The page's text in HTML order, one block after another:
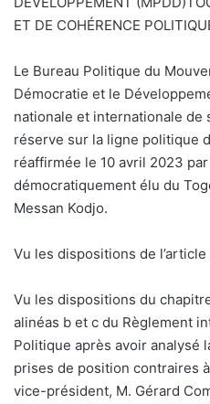
ET DE COHÉRENCE
Le Bureau Politique du
Démocratie et le
nationale et internationale de
réserve sur la ligne politique
réaffirmée le 10 avril 2023
démocratiquement élu du
Messan Kodjo.
Vu les dispositions de
Vu les dispositions du
alinéas b et c du Règlement
Politique après avoir analysé
prises de position contraires
vice-président, M. Gérard